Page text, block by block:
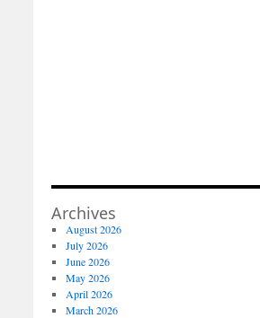
Archives
August 2026
July 2026
June 2026
May 2026
April 2026
March 2026